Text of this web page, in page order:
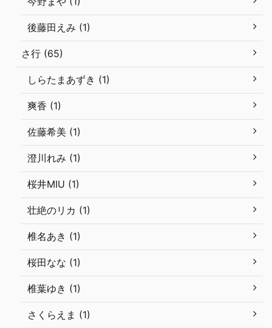
後藤田えみ (1)
さ行 (65)
しらたまあずき (1)
爽香 (1)
佐藤希美 (1)
澄川れみ (1)
桜井MIU (1)
壮絶のリカ (1)
椎名あき (1)
桜田なな (1)
椎葉ゆき (1)
さくらえま (1)